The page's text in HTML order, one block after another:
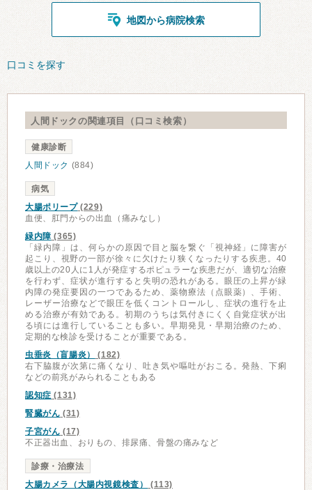
地図から病院検索
口コミを探す
人間ドックの関連項目（口コミ検索）
健康診断
人間ドック (884)
病気
大腸ポリープ(229)
血便、肛門からの出血（痛みなし）
緑内障 (365)
「緑内障」は、何らかの原因で目と脳を繋ぐ「視神経」に障害が
起こり、視野の一部が徐々に欠けたり狭くなったりする疾患。40
歳以上の20人に1人が発症するポピュラーな疾患だが、適切な治療
を行わず、症状が進行すると失明の恐れがある。眼圧の上昇が緑
内障の発症要因の一つであるため、薬物療法（点眼薬）、手術、
レーザー治療などで眼圧を低くコントロールし、症状の進行を止
める治療が有効である。初期のうちは気付きにくく自覚症状が出
る頃には進行していることも多い。早期発見・早期治療のため、
定期的な検診を受けることが重要である。
虫垂炎（盲腸炎）
(182)
右下脇腹が次第に痛くなり、吐き気や嘔吐がおこる。発熱、下痢
などの前兆がみられることもある
認知症 (131)
腎臓がん (31)
子宮がん (17)
不正器出血、おりもの、排尿痛、骨盤の痛みなど
診療・治療法
大腸カメラ（大腸内視鏡検査）
(113)